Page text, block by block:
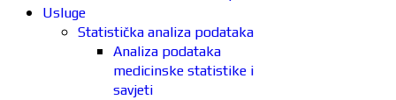
Usluge
Statistička analiza podataka
Analiza podataka
medicinske statistike i
savjeti